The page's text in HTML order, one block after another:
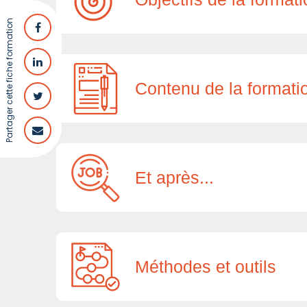
Partager cette fiche formation Contenu de la
Et après...
Méthodes et outils